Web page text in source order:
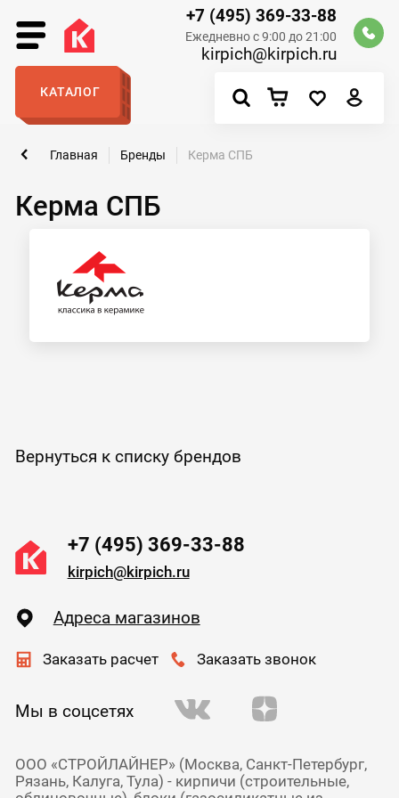
+7 (495) 369-33-88
Ежедневно с 9:00 до 21:00
kirpich@kirpich.ru
КАТАЛОГ
Керма СПБ
Главная Бренды Керма СПБ
Вернуться к списку брендов
+7 (495) 369-33-88
kirpich@kirpich.ru
Адреса магазинов
Заказать расчет Заказать звонок
Мы в соцсетях
ООО «СТРОЙЛАЙНЕР» (Москва, Санкт-Петербург,
Рязань, Калуга, Тула) - кирпичи (строительные,